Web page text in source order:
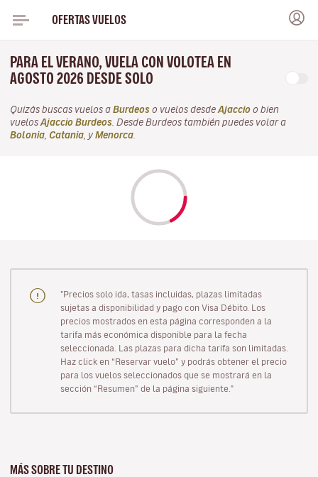
OFERTAS VUELOS
PARA EL VERANO, VUELA CON VOLOTEA EN
AGOSTO 2026 DESDE SOLO
Quizás buscas vuelos a Burdeos o vuelos desde Ajaccio o bien
vuelos Ajaccio Burdeos . Desde Burdeos también puedes volar a
Bolonia Catania , y Menorca
"Precios solo ida, tasas incluidas, plazas limitadas
sujetas a disponibilidad y pago con Visa Débito. Los
precios mostrados en esta página corresponden a la
tarifa más económica disponible para la fecha
seleccionada. Las plazas para dicha tarifa son limitadas.
Haz click en “Reservar vuelo” y podrás obtener el precio
para los vuelos seleccionados que se mostrará en la
sección “Resumen” de la página siguiente."
MÁS SOBRE TU DESTINO